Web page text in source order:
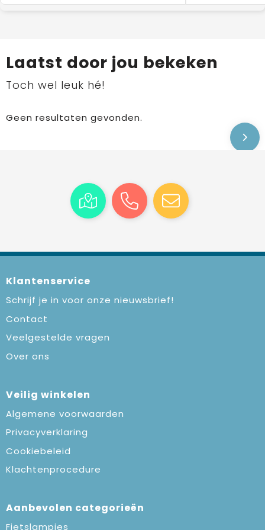
Laatst door jou bekeken
Toch wel leuk hé!
Geen resultaten gevonden.
Klantenservice
Schrijf je in voor onze nieuwsbrief!
Contact
Veelgestelde vragen
Over ons
Veilig winkelen
Algemene voorwaarden
Privacyverklaring
Cookiebeleid
Klachtenprocedure
Aanbevolen categorieën
Fietslampjes